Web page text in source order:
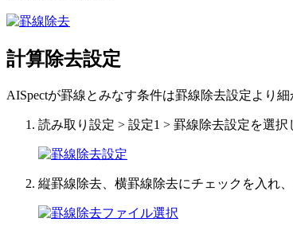
計算除去設定
AISpectが罫線とみなす条件は罫線除去設定より
読み取り設定 > 設定1 > 罫線除去設定を選択
縦罫線除去、横罫線除去にチェックを入れ